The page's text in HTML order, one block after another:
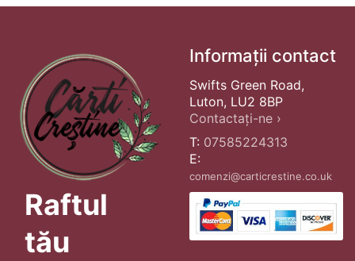
Raftul
tău
Informații contact
Swifts Green Road,
Luton, LU2 8BP
Contactați-ne ›
T: 07585224313
E:
comenzi@carticrestine.co.uk